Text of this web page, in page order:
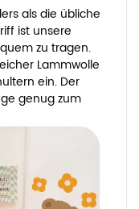
als die übliche
ist unsere
zu tragen.
Lammwolle
ein. Der
genug zum